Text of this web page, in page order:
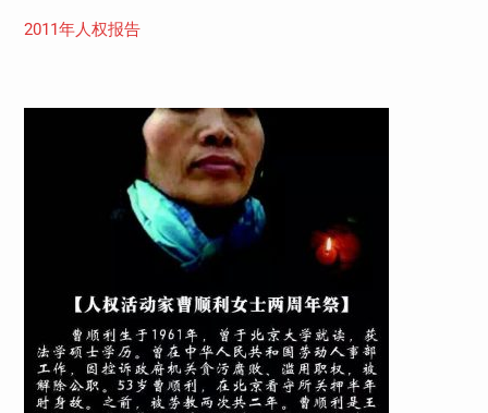
2011年人权报告